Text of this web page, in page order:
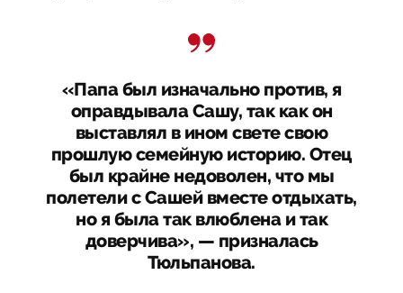
«Папа был изначально против, я
оправдывала Сашу, так как он
выставлял в ином свете свою
прошлую семейную историю. Отец
был крайне недоволен, что мы
полетели с Сашей вместе отдыхать,
но я была так влюблена и так
доверчива», — призналась
Тюльпанова.